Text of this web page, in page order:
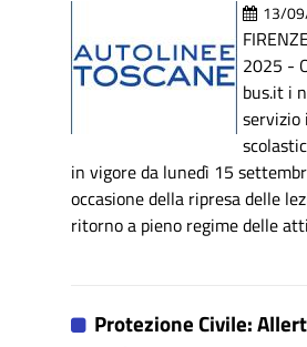
13/
2025 -
bus.it i
servizio
in vigore da lunedì 15
occasione della ripresa delle
ritorno a pieno regime delle
Protezione Civile: